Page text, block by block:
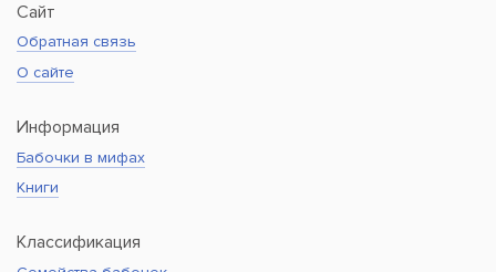
Сайт
Обратная связь
О сайте
Информация
Бабочки в мифах
Книги
Классификация